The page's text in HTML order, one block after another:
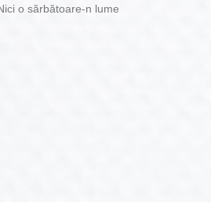
o sărbătoare-n lume